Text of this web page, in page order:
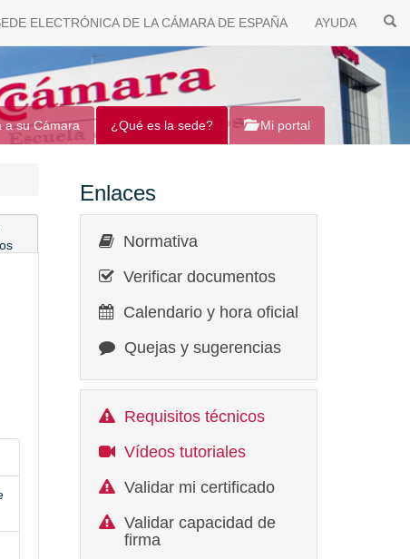
ELECTRÓNICA DE LA CÁMARA DE ESPAÑA AYUDA
a su Cámara ¿Qué es la sede? Mi portal
Enlaces
Normativa
Verificar documentos
Calendario y hora oficial
Quejas y sugerencias
Requisitos técnicos
Vídeos tutoriales
Validar mi certificado
Validar capacidad de
firma